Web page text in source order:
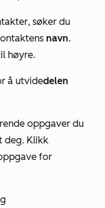
, søker du
navn.
høyre.
å utvidedelen
oppgaver du
deg. Klikk
for